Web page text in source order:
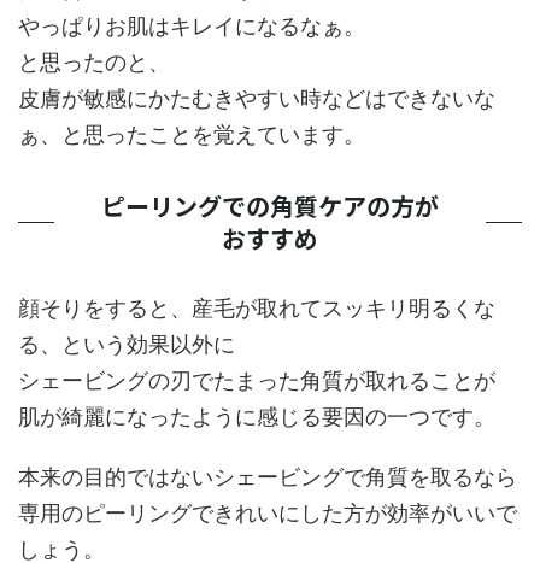
やっぱりお肌はキレイになるなぁ。
と思ったのと、
皮膚が敏感にかたむきやすい時などはできないな
ぁ、と思ったことを覚えています。
ピーリングでの角質ケアの方が
おすすめ
顔そりをすると、産毛が取れてスッキリ明るくな
る、という効果以外に
シェービングの刃でたまった角質が取れることが
肌が綺麗になったように感じる要因の一つです。
本来の目的ではないシェービングで角質を取るなら
専用のピーリングできれいにした方が効率がいいで
しょう。